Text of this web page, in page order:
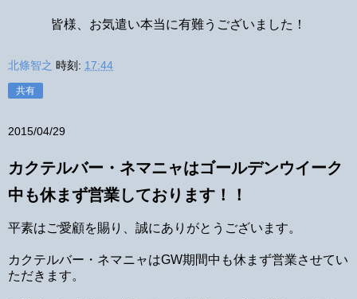
皆様、お気遣い本当に有難うございました！
北條智之 時刻: 17:44
共有
2015/04/29
カクテルバー・ネマニャはゴールデンウイーク
中も休まず営業しております！！
平素はご愛顧を賜り、誠にありがとうございます。
カクテルバー・ネマニャはGW期間中も休まず営業させてい
ただきます。